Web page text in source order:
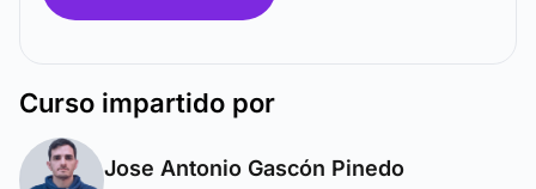
Curso impartido por
Jose Antonio Gascón Pinedo